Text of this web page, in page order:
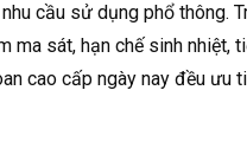
cầu sử dụng phổ thông.
sát, hạn chế sinh nhiệt,
cao cấp ngày nay đều ưu